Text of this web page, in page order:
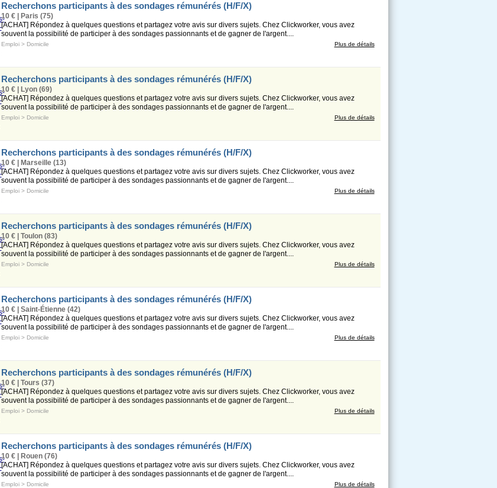
Recherchons participants à des sondages rémunérés (H/F/X)
10 € | Paris (75)
[ACHAT] Répondez à quelques questions et partagez votre avis sur divers sujets. Chez Clickworker, vous avez
souvent la possibilité de participer à des sondages passionnants et de gagner de l'argent....
Emploi> Domicile Plus de détails
Recherchons participants à des sondages rémunérés (H/F/X)
10 € | Lyon (69)
[ACHAT] Répondez à quelques questions et partagez votre avis sur divers sujets. Chez Clickworker, vous avez
souvent la possibilité de participer à des sondages passionnants et de gagner de l'argent....
Emploi> Domicile Plus de détails
Recherchons participants à des sondages rémunérés (H/F/X)
10 € | Marseille (13)
[ACHAT] Répondez à quelques questions et partagez votre avis sur divers sujets. Chez Clickworker, vous avez
souvent la possibilité de participer à des sondages passionnants et de gagner de l'argent....
Emploi> Domicile Plus de détails
Recherchons participants à des sondages rémunérés (H/F/X)
10 € | Toulon (83)
[ACHAT] Répondez à quelques questions et partagez votre avis sur divers sujets. Chez Clickworker, vous avez
souvent la possibilité de participer à des sondages passionnants et de gagner de l'argent....
Emploi> Domicile Plus de détails
Recherchons participants à des sondages rémunérés (H/F/X)
10 € | Saint-Étienne (42)
[ACHAT] Répondez à quelques questions et partagez votre avis sur divers sujets. Chez Clickworker, vous avez
souvent la possibilité de participer à des sondages passionnants et de gagner de l'argent....
Emploi> Domicile Plus de détails
Recherchons participants à des sondages rémunérés (H/F/X)
10 € | Tours (37)
[ACHAT] Répondez à quelques questions et partagez votre avis sur divers sujets. Chez Clickworker, vous avez
souvent la possibilité de participer à des sondages passionnants et de gagner de l'argent....
Emploi> Domicile Plus de détails
Recherchons participants à des sondages rémunérés (H/F/X)
10 € | Rouen (76)
[ACHAT] Répondez à quelques questions et partagez votre avis sur divers sujets. Chez Clickworker, vous avez
souvent la possibilité de participer à des sondages passionnants et de gagner de l'argent....
Emploi> Domicile Plus de détails